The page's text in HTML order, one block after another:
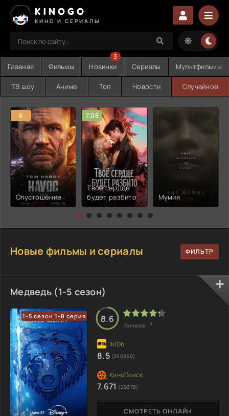
KINOGO
КИНО И СЕРИАЛЫ
Главная Фильмы Новинки
3
Сериалы Мультфильмы
ТВ шоу Аниме Топ Новости Случайное
6
Опустошение
7.08
Твоё сердце
будет разбито
Мумия
Новые фильмы и сериалы
Медведь (1-5 сезон)
1-5 сезон 1-8 серия
СМОТРЕТЬ ОНЛАЙН
8.6
Голосов: 7
8.5 (250360)
7.671 (29378)